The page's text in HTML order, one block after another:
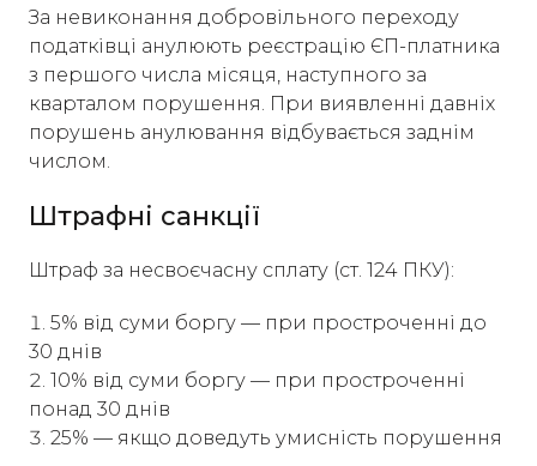
За невиконання добровільного переходу
податківці анулюють реєстрацію ЄП-платника
з першого числа місяця, наступного за
кварталом порушення. При виявленні давніх
порушень анулювання відбувається заднім
числом.
Штрафні санкції
Штраф за несвоєчасну сплату (ст. 124 ПКУ):
5% від суми боргу — при простроченні до
30 днів
10% від суми боргу — при простроченні
понад 30 днів
25% — якщо доведуть умисність порушення